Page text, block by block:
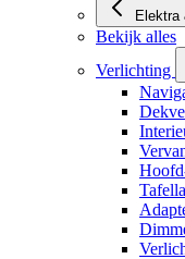
Elektra
Bekijk alles
Verlichting